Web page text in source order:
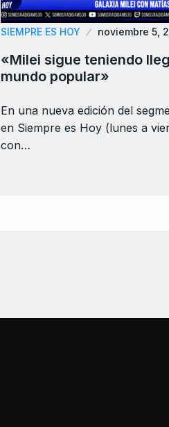
SIEMPRE ES HOY noviembre 5,
«Milei sigue teniendo
mundo popular»
En una nueva edición del
en Siempre es Hoy (lunes a
con…